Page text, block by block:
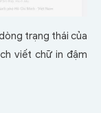
trạng thái của
viết chữ in đậm